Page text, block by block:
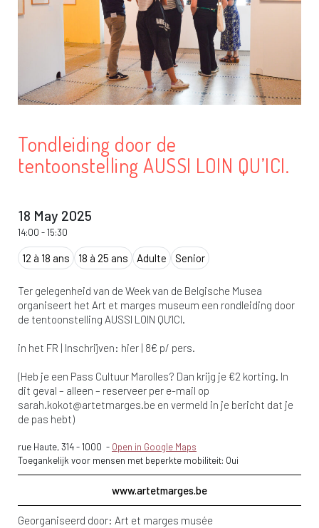
Tondleiding door de
tentoonstelling AUSSI LOIN QU’ICI.
18 May 2025
14:00 -15:30
12 à 18 ans 18 à 25 ans Adulte Senior
Ter gelegenheid van de Week van de Belgische Musea
organiseert het Art et marges museum een rondleiding door
de tentoonstelling AUSSI LOIN QU’ICI.
in het FR | Inschrijven: hier | 8€ p/ pers.
(Heb je een Pass Cultuur Marolles? Dan krijg je €2 korting. In
dit geval – alleen – reserveer per e-mail op
sarah.kokot@artetmarges.be en vermeld in je bericht dat je
de pas hebt)
rue Haute, 314-1000 - Open in Google Maps
Toegankelijk voor mensen met beperkte mobiliteit: Oui
www.artetmarges.be
Georganiseerd door: Art et marges musée